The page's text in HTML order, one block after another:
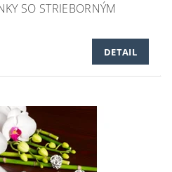
SO STRIEBORNÝM
DETAIL